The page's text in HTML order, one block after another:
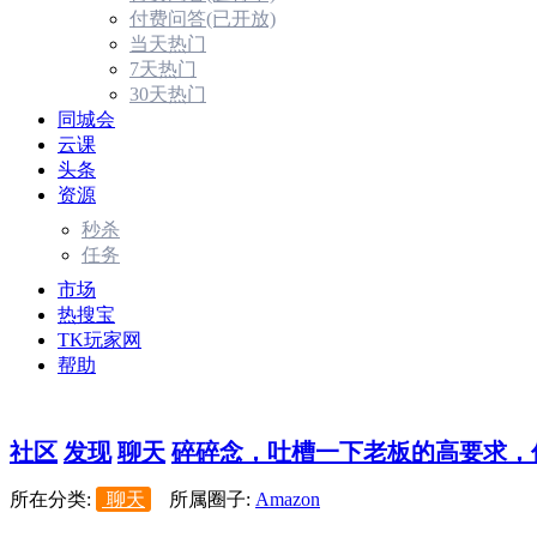
付费问答(已开放)
当天热门
7天热门
30天热门
同城会
云课
头条
资源
秒杀
任务
市场
热搜宝
TK玩家网
帮助
社区 发现 聊天 碎碎念，吐槽一下老板的高要求，
所在分类: 聊天 所属圈子: Amazon